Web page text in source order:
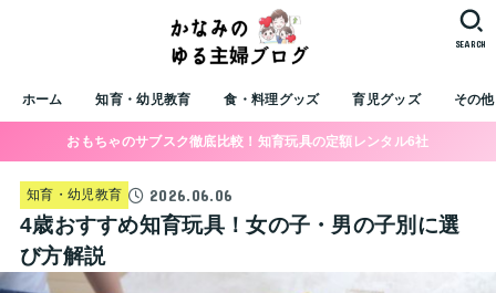
ホーム 知育・幼児教育 食・料理グッズ 育児グッズ その他
SEARCH
おもちゃのサブスク徹底比較！知育玩具の定額レンタル6社
知育・幼児教育 2026.06.06
4歳おすすめ知育玩具！女の子・男の子別に選
び方解説